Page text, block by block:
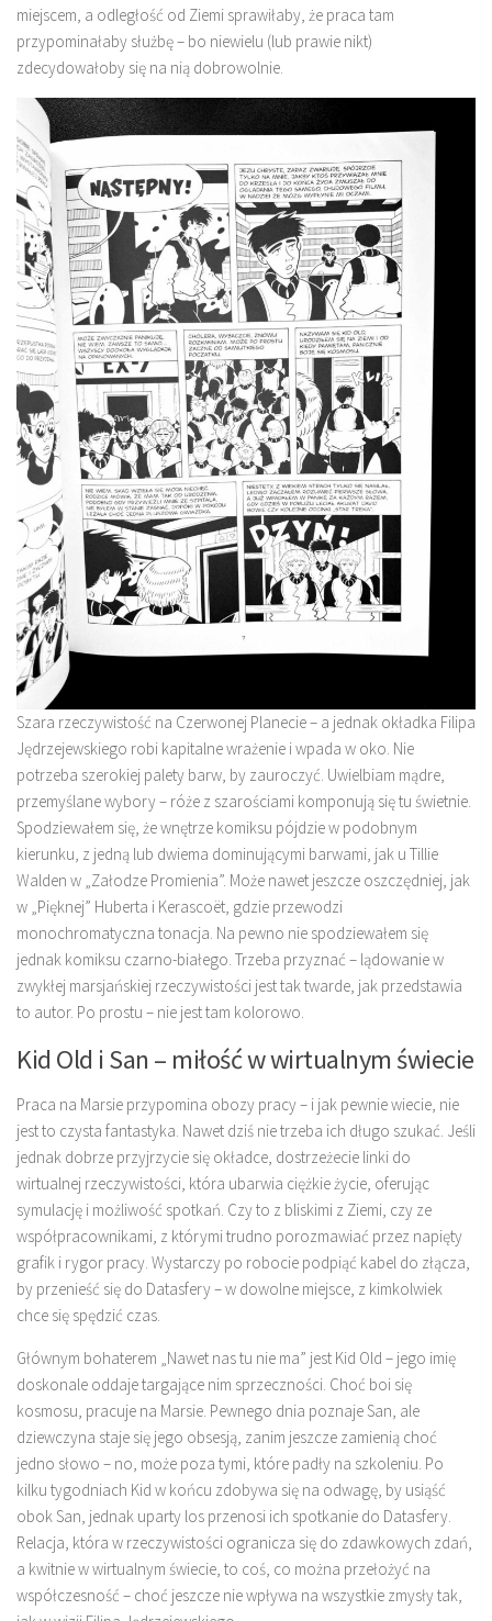
miejscem, a odległość od Ziemi sprawiłaby, że praca tam
przypominałaby służbę – bo niewielu (lub prawie nikt)
zdecydowałoby się na nią dobrowolnie.
Szara rzeczywistość na Czerwonej Planecie – a jednak okładka Filipa
Jędrzejewskiego robi kapitalne wrażenie i wpada w oko. Nie
potrzeba szerokiej palety barw, by zauroczyć. Uwielbiam mądre,
przemyślane wybory – róże z szarościami komponują się tu świetnie.
Spodziewałem się, że wnętrze komiksu pójdzie w podobnym
kierunku, z jedną lub dwiema dominującymi barwami, jak u Tillie
Walden w „Załodze Promienia”. Może nawet jeszcze oszczędniej, jak
w „Pięknej” Huberta i Kerascoët, gdzie przewodzi
monochromatyczna tonacja. Na pewno nie spodziewałem się
jednak komiksu czarno-białego. Trzeba przyznać – lądowanie w
zwykłej marsjańskiej rzeczywistości jest tak twarde, jak przedstawia
to autor. Po prostu – nie jest tam kolorowo.
Kid Old i San – miłość w wirtualnym świecie
Praca na Marsie przypomina obozy pracy – i jak pewnie wiecie, nie
jest to czysta fantastyka. Nawet dziś nie trzeba ich długo szukać. Jeśli
jednak dobrze przyjrzycie się okładce, dostrzeżecie linki do
wirtualnej rzeczywistości, która ubarwia ciężkie życie, oferując
symulację i możliwość spotkań. Czy to z bliskimi z Ziemi, czy ze
współpracownikami, z którymi trudno porozmawiać przez napięty
grafik i rygor pracy. Wystarczy po robocie podpiąć kabel do złącza,
by przenieść się do Datasfery – w dowolne miejsce, z kimkolwiek
chce się spędzić czas.
Głównym bohaterem „Nawet nas tu nie ma” jest Kid Old – jego imię
doskonale oddaje targające nim sprzeczności. Choć boi się
kosmosu, pracuje na Marsie. Pewnego dnia poznaje San, ale
dziewczyna staje się jego obsesją, zanim jeszcze zamienią choć
jedno słowo – no, może poza tymi, które padły na szkoleniu. Po
kilku tygodniach Kid w końcu zdobywa się na odwagę, by usiąść
obok San, jednak uparty los przenosi ich spotkanie do Datasfery.
Relacja, która w rzeczywistości ogranicza się do zdawkowych zdań,
a kwitnie w wirtualnym świecie, to coś, co można przełożyć na
współczesność – choć jeszcze nie wpływa na wszystkie zmysły tak,